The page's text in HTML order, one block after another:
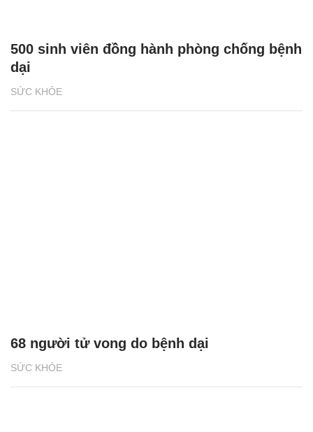
SỨC KHỎE
500 sinh viên đồng hành phòng chống bệnh
dại
SỨC KHỎE
68 người tử vong do bệnh dại